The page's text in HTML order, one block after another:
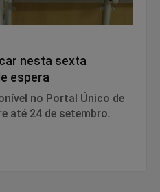
nesta sexta
espera
no Portal Único de
até 24 de setembro.